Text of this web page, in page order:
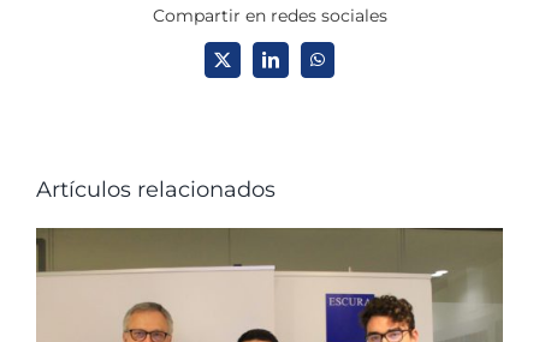
Compartir en redes sociales
X LinkedInWhatsApp
Artículos relacionados